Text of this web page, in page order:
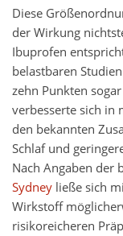
Diese
der Wirkung
Ibuprofen
belastbaren
zehn Punkten
verbesserte sich in
den bekannten
Schlaf und
Nach Angaben der
Sydney ließe sich
Wirkstoff
risikoreicheren